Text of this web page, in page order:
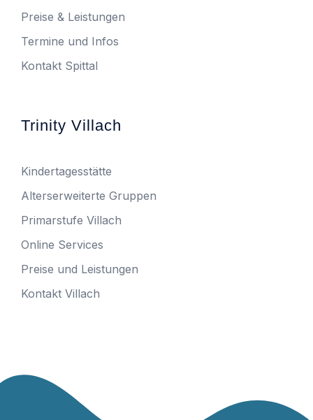
Preise & Leistungen
Termine und Infos
Kontakt Spittal
Trinity Villach
Kindertagesstätte
Alterserweiterte Gruppen
Primarstufe Villach
Online Services
Preise und Leistungen
Kontakt Villach